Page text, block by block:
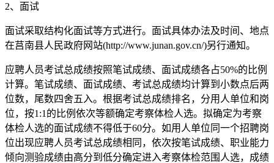
2、面试
面试采取结构化面试等方式进行。面试具体办法及时间、地点
在莒南县人民政府网站(http://www.junan.gov.cn/)另行通知。
应聘人员考试总成绩按照笔试成绩、面试成绩各占50%的比例
计算。笔试成绩、面试成绩、考试总成绩均计算到小数点后两
位数，尾数四舍五入。根据考试总成绩排名，分用人单位和岗
位，按1:1的比例依次等额确定考察体检人选。拟确定为考察
体检人选的面试成绩不得低于60分。如用人单位同一个招聘岗
位出现应聘人员考试总成绩相同，依次按笔试成绩、职业能力
倾向测验成绩由高分到低分确定进入考察体检范围人选，成绩